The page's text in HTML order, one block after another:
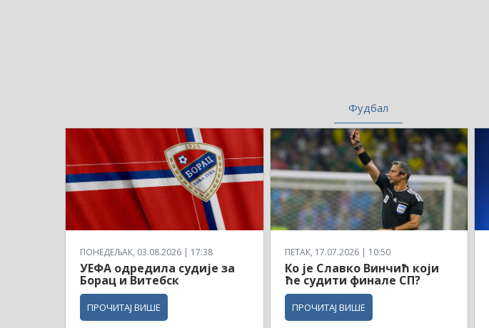
Фудбал
ПОНЕДЕЉАК, 03.08.2026 | 17:38
УЕФА одредила судије за
Борац и Витебск
ПРОЧИТАЈ ВИШЕ
ПЕТАК, 17.07.2026 | 10:50
Ко је Славко Винчић који
ће судити финале СП?
ПРОЧИТАЈ ВИШЕ